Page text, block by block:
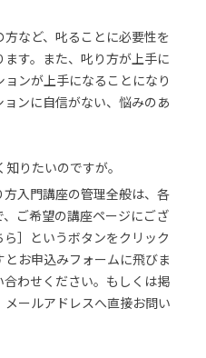
など、叱ることに必要性を
す。また、叱り方が上手に
ンが上手になることになり
ンに自信がない、悩みのあ
りたいのですが。
入門講座の管理全般は、各
ご希望の講座ページにござ
］というボタンをクリック
お申込みフォームに飛びま
わせください。もしくは掲
ールアドレスへ直接お問い